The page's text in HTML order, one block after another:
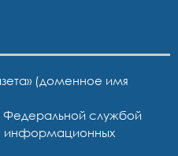
(доменное имя
Федеральной службой
информационных